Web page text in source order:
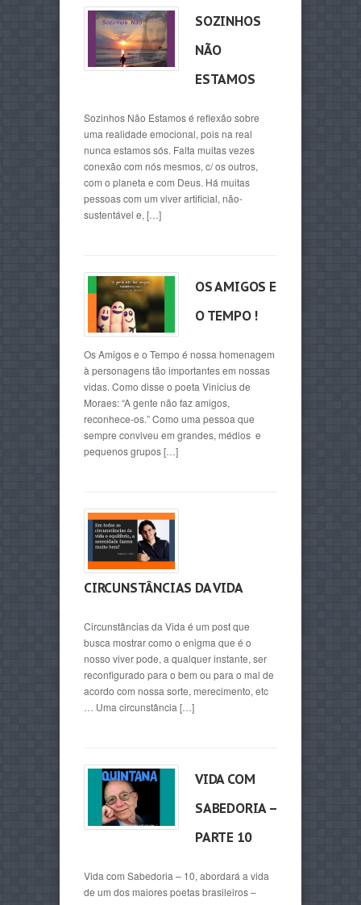
SOZINHOS
NÃO
ESTAMOS
Sozinhos Não Estamos é reflexão sobre
uma realidade emocional, pois na real
nunca estamos sós. Falta muitas vezes
conexão com nós mesmos, c/ os outros,
com o planeta e com Deus. Há muitas
pessoas com um viver artificial, não-
sustentável e, […]
OS AMIGOS E
O TEMPO !
Os Amigos e o Tempo é nossa homenagem
à personagens tão importantes em nossas
vidas. Como disse o poeta Vinicius de
Moraes: “A gente não faz amigos,
reconhece-os.” Como uma pessoa que
sempre conviveu em grandes, médios e
pequenos grupos […]
CIRCUNSTÂNCIAS DA VIDA
Circunstâncias da Vida é um post que
busca mostrar como o enigma que é o
nosso viver pode, a qualquer instante, ser
reconfigurado para o bem ou para o mal de
acordo com nossa sorte, merecimento, etc
… Uma circunstância […]
VIDA COM
SABEDORIA –
PARTE 10
Vida com Sabedoria – 10, abordará a vida
de um dos maiores poetas brasileiros –